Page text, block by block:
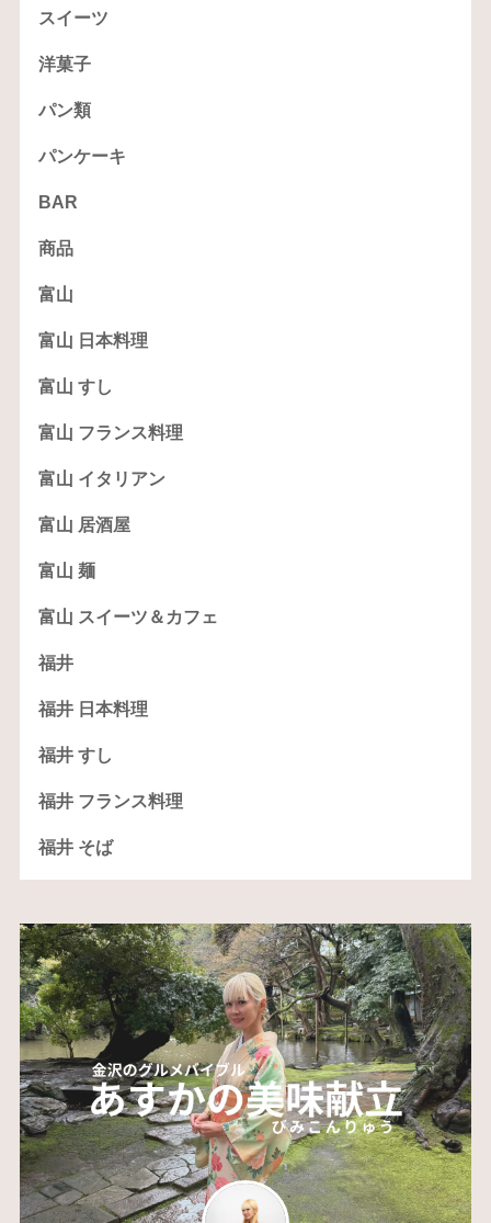
スイーツ
洋菓子
パン類
パンケーキ
BAR
商品
富山
富山 日本料理
富山 すし
富山 フランス料理
富山 イタリアン
富山 居酒屋
富山 麺
富山 スイーツ＆カフェ
福井
福井 日本料理
福井 すし
福井 フランス料理
福井 そば